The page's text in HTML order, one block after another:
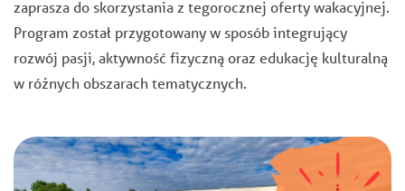
zaprasza do skorzystania z tegorocznej oferty wakacyjnej.
Program został przygotowany w sposób integrujący
rozwój pasji, aktywność fizyczną oraz edukację kulturalną
w różnych obszarach tematycznych.